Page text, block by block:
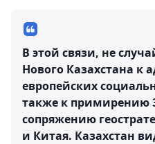
В этой связи, не
Нового Казахстана к
европейских
также к примирению
сопряжению
и Китая. Казахстан